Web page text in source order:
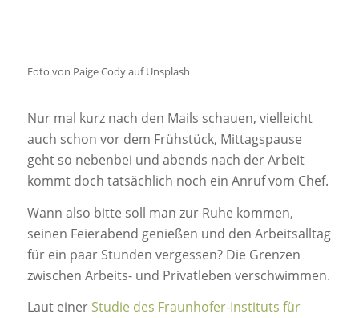
Foto von Paige Cody auf Unsplash
Nur mal kurz nach den Mails schauen, vielleicht
auch schon vor dem Frühstück, Mittagspause
geht so nebenbei und abends nach der Arbeit
kommt doch tatsächlich noch ein Anruf vom Chef.
Wann also bitte soll man zur Ruhe kommen,
seinen Feierabend genießen und den Arbeitsalltag
für ein paar Stunden vergessen? Die Grenzen
zwischen Arbeits- und Privatleben verschwimmen.
Laut einer Studie des Fraunhofer-Instituts für